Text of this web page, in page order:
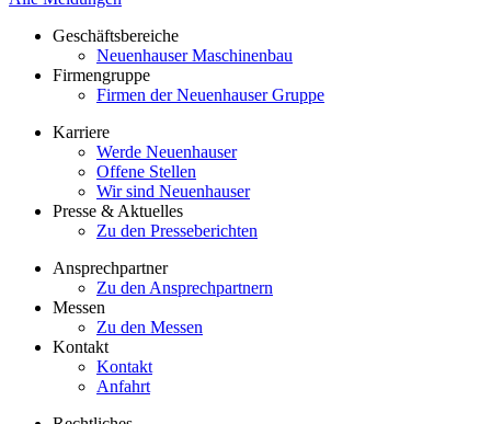
Geschäftsbereiche
Neuenhauser Maschinenbau
Firmengruppe
Firmen der Neuenhauser Gruppe
Karriere
Werde Neuenhauser
Offene Stellen
Wir sind Neuenhauser
Presse & Aktuelles
Zu den Presseberichten
Ansprechpartner
Zu den Ansprechpartnern
Messen
Zu den Messen
Kontakt
Kontakt
Anfahrt